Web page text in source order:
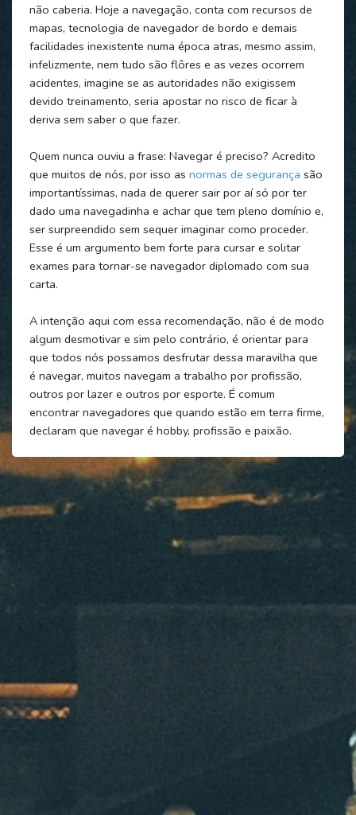
não caberia. Hoje a navegação, conta com recursos de
mapas, tecnologia de navegador de bordo e demais
facilidades inexistente numa época atras, mesmo assim,
infelizmente, nem tudo são flôres e as vezes ocorrem
acidentes, imagine se as autoridades não exigissem
devido treinamento, seria apostar no risco de ficar à
deriva sem saber o que fazer.
Quem nunca ouviu a frase: Navegar é preciso? Acredito
que muitos de nós, por isso as normas de segurança são
importantíssimas, nada de querer sair por aí só por ter
dado uma navegadinha e achar que tem pleno domínio e,
ser surpreendido sem sequer imaginar como proceder.
Esse é um argumento bem forte para cursar e solitar
exames para tornar-se navegador diplomado com sua
carta.
A intenção aqui com essa recomendação, não é de modo
algum desmotivar e sim pelo contrário, é orientar para
que todos nós possamos desfrutar dessa maravilha que
é navegar, muitos navegam a trabalho por profissão,
outros por lazer e outros por esporte. É comum
encontrar navegadores que quando estão em terra firme,
declaram que navegar é hobby, profissão e paixão.